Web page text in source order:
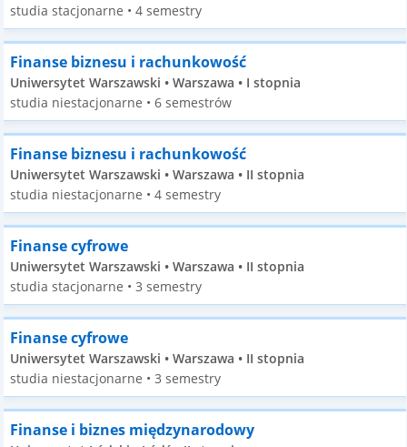
studia stacjonarne • 4 semestry
Finanse biznesu i rachunkowość
Uniwersytet Warszawski • Warszawa • I stopnia
studia niestacjonarne • 6 semestrów
Finanse biznesu i rachunkowość
Uniwersytet Warszawski • Warszawa • II stopnia
studia niestacjonarne • 4 semestry
Finanse cyfrowe
Uniwersytet Warszawski • Warszawa • II stopnia
studia stacjonarne • 3 semestry
Finanse cyfrowe
Uniwersytet Warszawski • Warszawa • II stopnia
studia niestacjonarne • 3 semestry
Finanse i biznes międzynarodowy